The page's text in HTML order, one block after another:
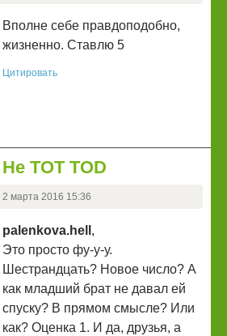
Вполне себе правдоподобно,
жизненно. Ставлю 5
Цитировать
He TOT TOD
2 марта 2016 15:36
palenkova.hell ,
Это просто фу-у-у.
Шестрандцать? Новое число? А
как младший брат не давал ей
спуску? В прямом смысле? Или
как? Оценка 1. И да, друзья, а